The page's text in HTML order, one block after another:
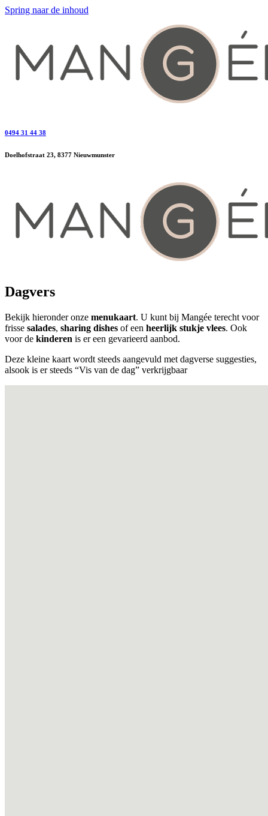
Spring naar de inhoud
0494 31 44 38
Doelhofstraat 23, 8377 Nieuwmunster
Dagvers
Bekijk hieronder onze menukaart. U kunt bij Mangée terecht voor
frisse salades, sharing dishes of een heerlijk stukje vlees. Ook
voor de kinderen is er een gevarieerd aanbod.
Deze kleine kaart wordt steeds aangevuld met dagverse suggesties,
alsook is er steeds “Vis van de dag” verkrijgbaar